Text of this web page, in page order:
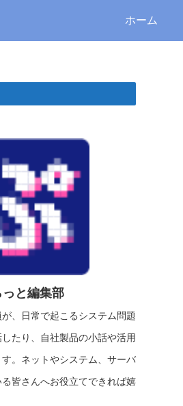
ホーム
っと編集部
、日常で起こるシステム問題
したり、自社製品の小話や活用
。ネットやシステム、サーバ
皆さんへお役立てできれば嬉